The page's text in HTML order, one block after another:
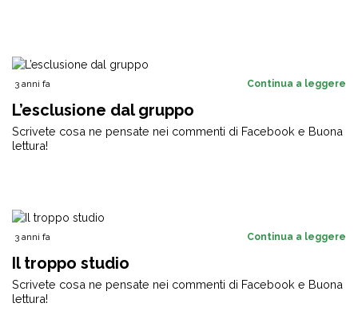
3 anni fa Continua a leggere
L’esclusione dal gruppo
Scrivete cosa ne pensate nei commenti di Facebook e Buona
lettura!
3 anni fa Continua a leggere
Il troppo studio
Scrivete cosa ne pensate nei commenti di Facebook e Buona
lettura!